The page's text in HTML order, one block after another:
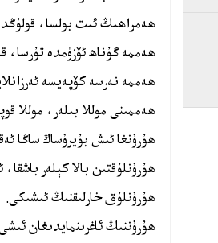
ھەمراھىڭ ئىت بولسا،
ھەممە گۇناھ ئۆزۈمدە تۇرسا،
ھەممە نەرسە كۆپەيسە
ھەممىنى موللا بىلەر، موللا
ھۇرۇنغا ئىش بۇيرۇساڭ ساڭا
ھۇرۇنلۇقتىن بالا كېلەر
ھۇرۇنلۇق خارلىقنىڭ ئىشىكى.
ھۇرۇننىڭ ئاغرىنمايدىغان